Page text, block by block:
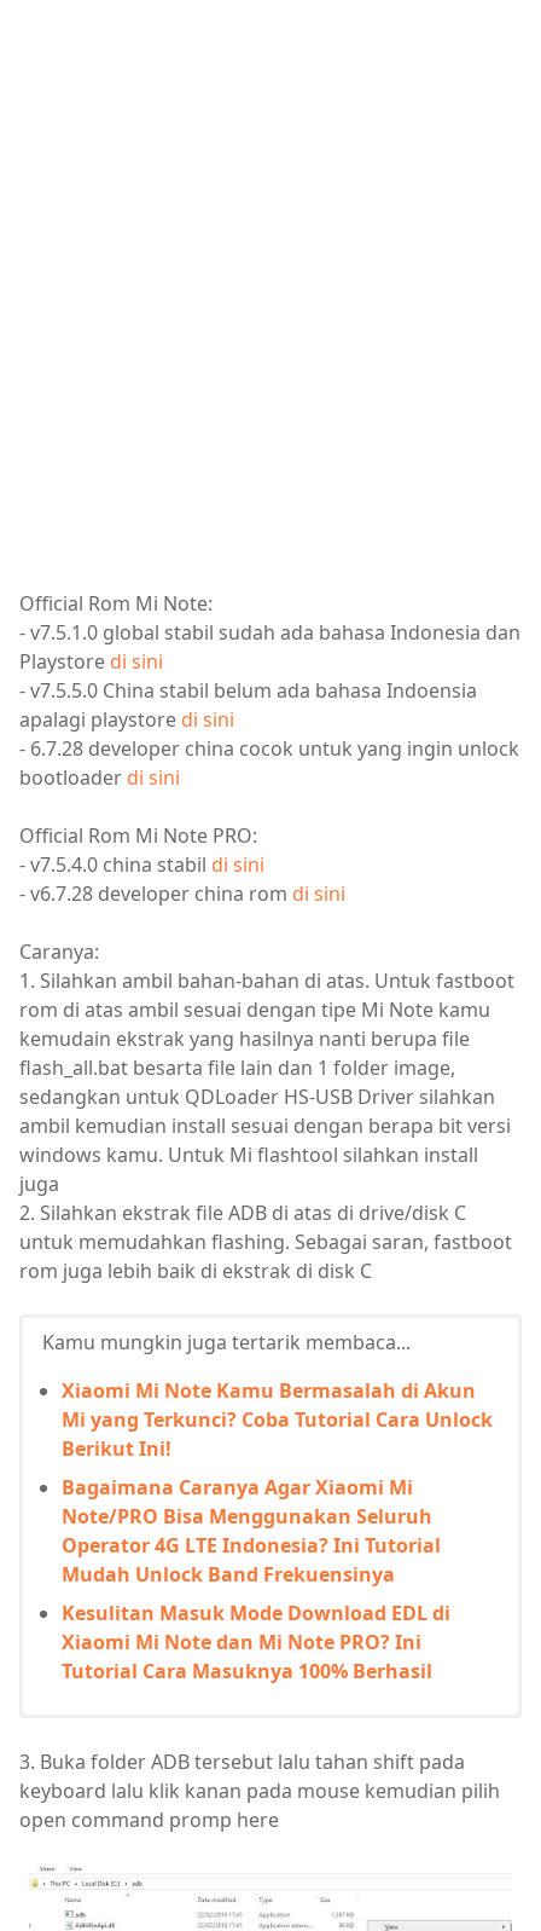
Official Rom Mi Note:
- v7.5.1.0 global stabil sudah ada bahasa Indonesia dan
Playstore di sini
- v7.5.5.0 China stabil belum ada bahasa Indoensia
apalagi playstore di sini
- 6.7.28 developer china cocok untuk yang ingin unlock
bootloader di sini
Official Rom Mi Note PRO:
- v7.5.4.0 china stabil di sini
- v6.7.28 developer china rom di sini
Caranya:
1. Silahkan ambil bahan-bahan di atas. Untuk fastboot
rom di atas ambil sesuai dengan tipe Mi Note kamu
kemudain ekstrak yang hasilnya nanti berupa file
flash_all.bat besarta file lain dan 1 folder image,
sedangkan untuk QDLoader HS-USB Driver silahkan
ambil kemudian install sesuai dengan berapa bit versi
windows kamu. Untuk Mi flashtool silahkan install
juga
2. Silahkan ekstrak file ADB di atas di drive/disk C
untuk memudahkan flashing. Sebagai saran, fastboot
rom juga lebih baik di ekstrak di disk C
Kamu mungkin juga tertarik membaca...
Xiaomi Mi Note Kamu Bermasalah di Akun
Mi yang Terkunci? Coba Tutorial Cara Unlock
Berikut Ini!
Bagaimana Caranya Agar Xiaomi Mi
Note/PRO Bisa Menggunakan Seluruh
Operator 4G LTE Indonesia? Ini Tutorial
Mudah Unlock Band Frekuensinya
Kesulitan Masuk Mode Download EDL di
Xiaomi Mi Note dan Mi Note PRO? Ini
Tutorial Cara Masuknya 100% Berhasil
3. Buka folder ADB tersebut lalu tahan shift pada
keyboard lalu klik kanan pada mouse kemudian pilih
open command promp here